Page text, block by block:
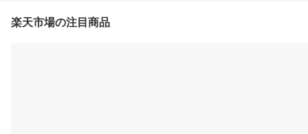
楽天市場の注目商品